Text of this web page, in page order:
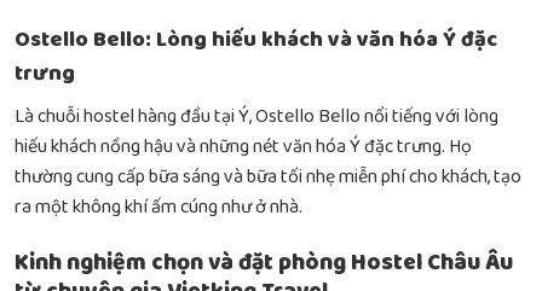
Ostello Bello: Lòng hiếu khách và văn hóa Ý đặc
trưng
Là chuỗi hostel hàng đầu tại Ý, Ostello Bello nổi tiếng với lòng
hiếu khách nồng hậu và những nét văn hóa Ý đặc trưng. Họ
thường cung cấp bữa sáng và bữa tối nhẹ miễn phí cho khách, tạo
ra một không khí ấm cúng như ở nhà.
Kinh nghiệm chọn và đặt phòng Hostel Châu Âu